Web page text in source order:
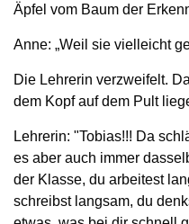
Äpfel vom Baum der
Anne: „Weil sie vielleicht
Die Lehrerin verzweifelt.
dem Kopf auf dem Pult
Lehrerin: "Tobias!!! Da
es aber auch immer
der Klasse, du arbeitest
schreibst langsam, du